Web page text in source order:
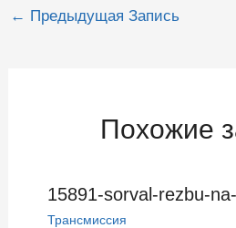
Навигация
← Предыдущая Запись
Похожие
15891-sorval-rezbu-
Трансмиссия